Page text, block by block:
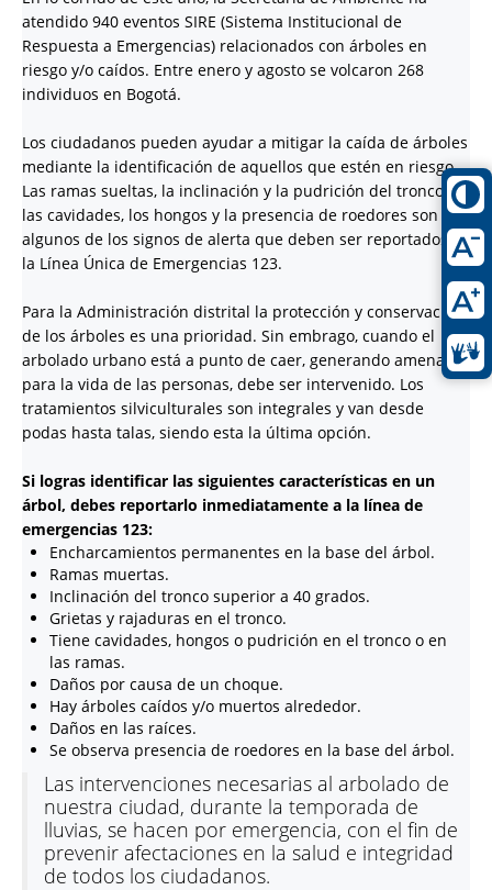
atendido 940 eventos SIRE (Sistema Institucional de
Respuesta a Emergencias) relacionados con árboles en
riesgo y/o caídos. Entre enero y agosto se volcaron 268
individuos en Bogotá.
Los ciudadanos pueden ayudar a mitigar la caída de árboles
mediante la identificación de aquellos que estén en riesgo.
Las ramas sueltas, la inclinación y la pudrición del tronco,
las cavidades, los hongos y la presencia de roedores son
algunos de los signos de alerta que deben ser reportados a
la Línea Única de Emergencias 123.
Para la Administración distrital la protección y conservación
de los árboles es una prioridad. Sin embrago, cuando el
arbolado urbano está a punto de caer, generando amenaza
para la vida de las personas, debe ser intervenido. Los
tratamientos silviculturales son integrales y van desde
podas hasta talas, siendo esta la última opción.
Si logras identificar las siguientes características en un
árbol, debes reportarlo inmediatamente a la línea de
emergencias 123:
Encharcamientos permanentes en la base del árbol.
Ramas muertas.
Inclinación del tronco superior a 40 grados.
Grietas y rajaduras en el tronco.
Tiene cavidades, hongos o pudrición en el tronco o en
las ramas.
Daños por causa de un choque.
Hay árboles caídos y/o muertos alrededor.
Daños en las raíces.
Se observa presencia de roedores en la base del árbol.
Las intervenciones necesarias al arbolado de
nuestra ciudad, durante la temporada de
lluvias, se hacen por emergencia, con el fin de
prevenir afectaciones en la salud e integridad
de todos los ciudadanos.